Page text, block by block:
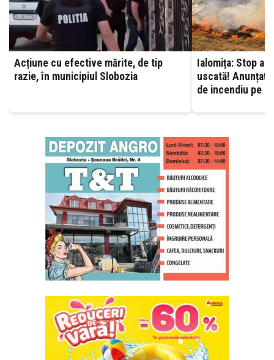
Acțiune cu efective mărite, de tip
razie, în municipiul Slobozia
Ialomița: Stop
uscată! Anunțați
de incendiu pe